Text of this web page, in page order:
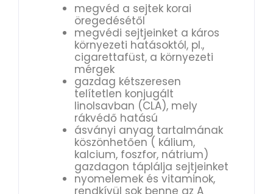
megvéd a sejtek korai
öregedésétől
megvédi sejtjeinket a káros
környezeti hatásoktól, pl.,
cigarettafüst, a környezeti
mérgek
gazdag kétszeresen
telítetlen konjugált
linolsavban (CLA), mely
rákvédő hatású
ásványi anyag tartalmának
köszönhetően ( kálium,
kalcium, foszfor, nátrium)
gazdagon táplálja sejtjeinket
nyomelemek és vitaminok,
rendkívül sok benne az A